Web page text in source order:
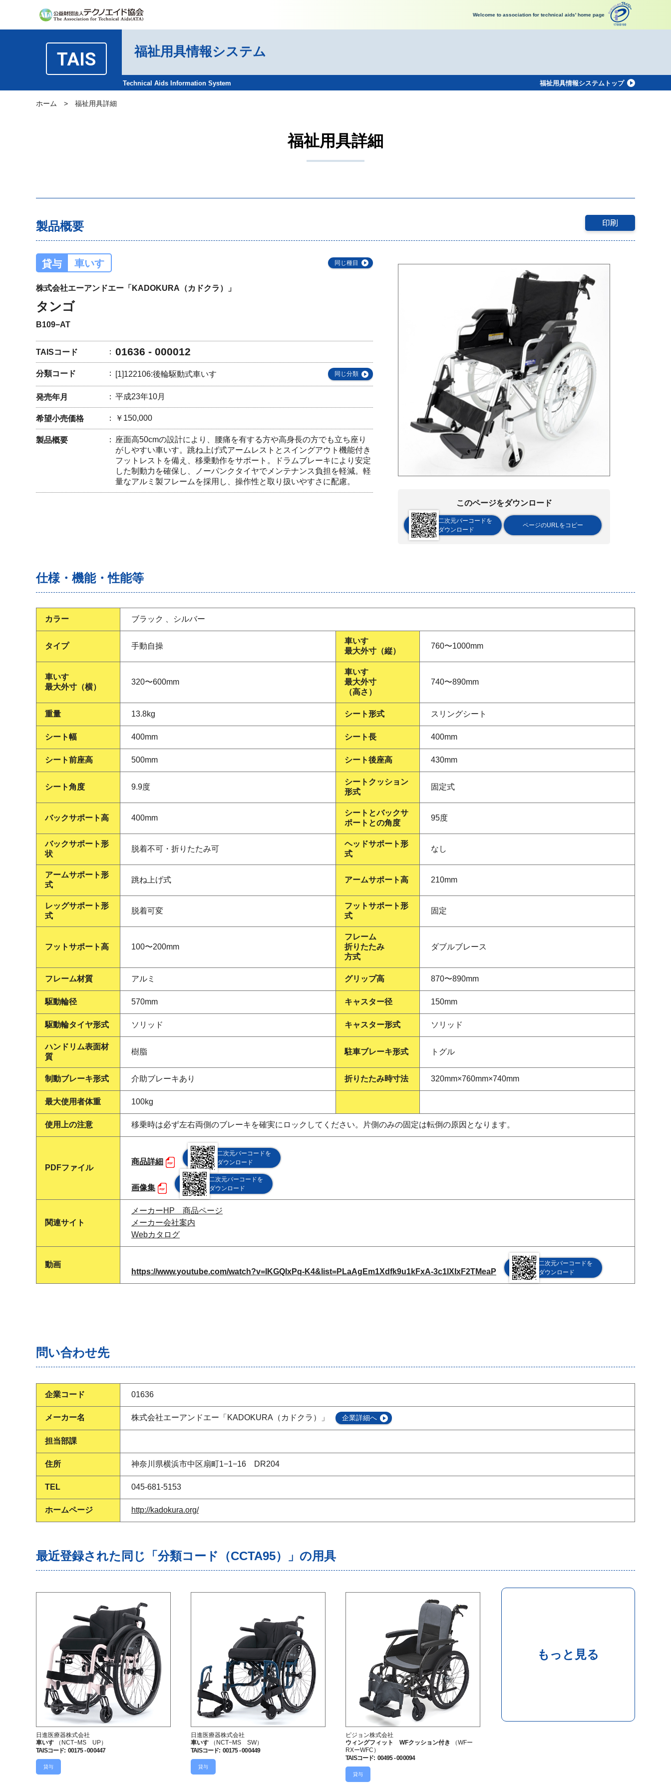
Welcome to association for technical aids' home page
TAIS 福祉用具情報システム
Technical Aids Information System 福祉用具情報システムトップ
ホーム > 福祉用具詳細
福祉用具詳細
製品概要 印刷
貸与 車いす 同じ種目
株式会社エーアンドエー「KADOKURA（カドクラ）」
タンゴ
B109−AT
TAISコード 01636 - 000012
分類コード [1]122106:後輪駆動式車いす 同じ分類
発売年月 平成23年10月
希望小売価格 ￥150,000
製品概要
座面高50cmの設計により、腰痛を有する方や高身長の方でも立ち座り
がしやすい車いす。跳ね上げ式アームレストとスイングアウト機能付き
フットレストを備え、移乗動作をサポート。ドラムブレーキにより安定
した制動力を確保し、ノーパンクタイヤでメンテナンス負担を軽減。軽
量なアルミ製フレームを採用し、操作性と取り扱いやすさに配慮。
このページをダウンロード
二次元バーコードを
ダウンロード
ページのURLをコピー
仕様・機能・性能等
カラー ブラック 、シルバー
タイプ 手動自操
車いす
最大外寸（縦）
760〜1000mm
車いす
最大外寸（横）
320〜600mm
車いす
最大外寸
（高さ）
740〜890mm
重量 13.8kg シート形式 スリングシート
シート幅 400mm シート長 400mm
シート前座高 500mm シート後座高 430mm
シート角度 9.9度
シートクッション
形式
固定式
バックサポート高 400mm
シートとバックサ
ポートとの角度
95度
バックサポート形
状
脱着不可・折りたたみ可
ヘッドサポート形
式
なし
アームサポート形
式
跳ね上げ式 アームサポート高 210mm
レッグサポート形
式
脱着可変
フットサポート形
式
固定
フットサポート高 100〜200mm
フレーム
折りたたみ
方式
ダブルブレース
フレーム材質 アルミ グリップ高 870〜890mm
駆動輪径 570mm キャスター径 150mm
駆動輪タイヤ形式 ソリッド キャスター形式 ソリッド
ハンドリム表面材
質
樹脂 駐車ブレーキ形式 トグル
制動ブレーキ形式 介助ブレーキあり 折りたたみ時寸法 320mm×760mm×740mm
最大使用者体重 100kg
使用上の注意 移乗時は必ず左右両側のブレーキを確実にロックしてください。片側のみの固定は転倒の原因となります。
PDFファイル
商品詳細
二次元バーコードを
ダウンロード
画像集
二次元バーコードを
ダウンロード
関連サイト
メーカーHP 商品ページ
メーカー会社案内
Webカタログ
動画
https://www.youtube.com/watch?v=IKGQlxPq-K4&list=PLaAgEm1Xdfk9u1kFxA-3c1lXIxF2TMeaP
二次元バーコードを
ダウンロード
問い合わせ先
企業コード 01636
メーカー名 株式会社エーアンドエー「KADOKURA（カドクラ）」 企業詳細へ
担当部課
住所 神奈川県横浜市中区扇町1−1−16 DR204
TEL 045-681-5153
ホームページ http://kadokura.org/
最近登録された同じ「分類コード（CCTA95）」の用具
日進医療器株式会社
車いす
（NCT−MS UP）
TAISコード: 00175 - 000447
貸与
日進医療器株式会社
車いす
（NCT−MS SW）
TAISコード: 00175 - 000449
貸与
ピジョン株式会社
ウィングフィット WFクッション付き
（WFー
RXーWFC）
TAISコード: 00495 - 000094
貸与
もっと見る